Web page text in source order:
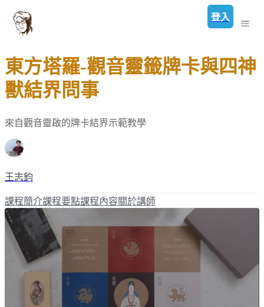
登入
東方塔羅-觀音靈籤牌卡與四神
獸結界問事
來自觀音靈啟的牌卡結界示範教學
王志鈞
課程簡介課程要點課程內容關於講師